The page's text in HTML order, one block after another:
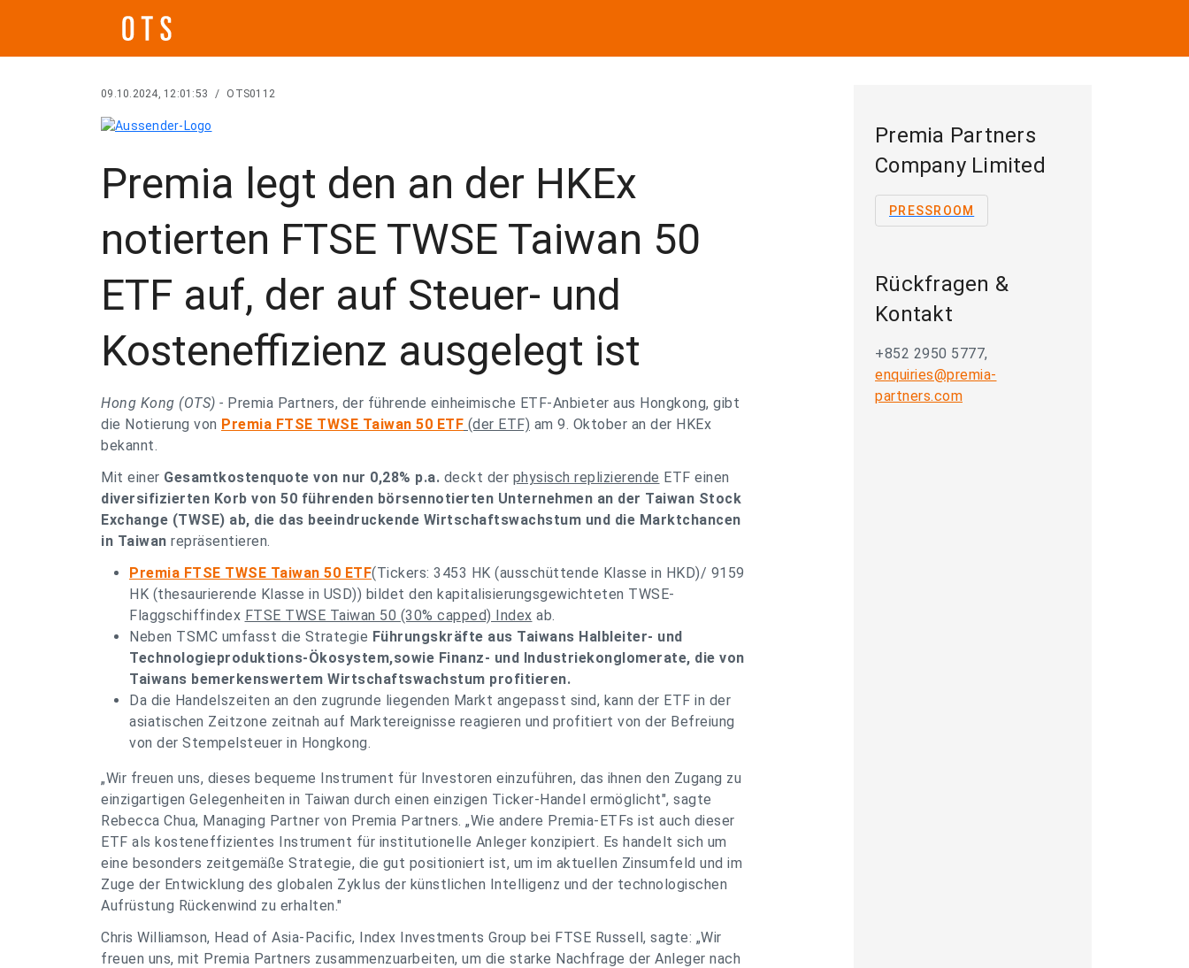
09.10.2024, 12:01:53 / OTS0112
Premia legt den an der HKEx
notierten FTSE TWSE Taiwan 50
ETF auf, der auf Steuer- und
Kosteneffizienz ausgelegt ist
Hong Kong (OTS) - Premia Partners, der führende einheimische ETF-Anbieter aus Hongkong, gibt
die Notierung von Premia FTSE TWSE Taiwan 50 ETF (der ETF) am 9. Oktober an der HKEx
bekannt.
Mit einer Gesamtkostenquote von nur 0,28% p.a. deckt der physisch replizierende ETF einen
diversifizierten Korb von 50 führenden börsennotierten Unternehmen an der Taiwan Stock
Exchange (TWSE) ab, die das beeindruckende Wirtschaftswachstum und die Marktchancen
in Taiwan repräsentieren.
Premia FTSE TWSE Taiwan 50 ETF(Tickers: 3453 HK (ausschüttende Klasse in HKD)/ 9159
HK (thesaurierende Klasse in USD)) bildet den kapitalisierungsgewichteten TWSE-
Flaggschiffindex FTSE TWSE Taiwan 50 (30% capped) Index ab.
Neben TSMC umfasst die Strategie Führungskräfte aus Taiwans Halbleiter- und
Technologieproduktions-Ökosystem,sowie Finanz- und Industriekonglomerate, die von
Taiwans bemerkenswertem Wirtschaftswachstum profitieren.
Da die Handelszeiten an den zugrunde liegenden Markt angepasst sind, kann der ETF in der
asiatischen Zeitzone zeitnah auf Marktereignisse reagieren und profitiert von der Befreiung
von der Stempelsteuer in Hongkong.
„Wir freuen uns, dieses bequeme Instrument für Investoren einzuführen, das ihnen den Zugang zu
einzigartigen Gelegenheiten in Taiwan durch einen einzigen Ticker-Handel ermöglicht", sagte
Rebecca Chua, Managing Partner von Premia Partners. „Wie andere Premia-ETFs ist auch dieser
ETF als kosteneffizientes Instrument für institutionelle Anleger konzipiert. Es handelt sich um
eine besonders zeitgemäße Strategie, die gut positioniert ist, um im aktuellen Zinsumfeld und im
Zuge der Entwicklung des globalen Zyklus der künstlichen Intelligenz und der technologischen
Aufrüstung Rückenwind zu erhalten."
Chris Williamson, Head of Asia-Pacific, Index Investments Group bei FTSE Russell, sagte: „Wir
freuen uns, mit Premia Partners zusammenzuarbeiten, um die starke Nachfrage der Anleger nach
Premia Partners
Company Limited
PRESSROOM
Rückfragen &
Kontakt
+852 2950 5777,
enquiries@premia-
partners.com